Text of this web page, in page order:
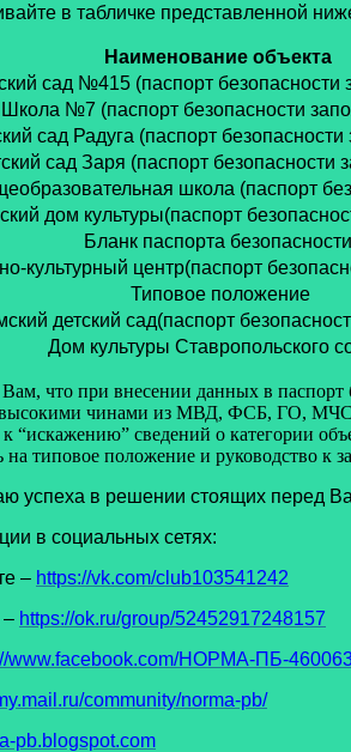
в табличке представленной
Наименование объекта
сад №415(паспорт безопасности
Школа №7 (паспорт безопасности
сад Радуга (паспорт
сад Заря (паспорт безопасности
школа (паспорт
дом культуры(паспорт
Бланк паспорта безопасности
культурный центр(паспорт
Типовое положение
детский сад(паспорт
Дом культуры Ставропольского
что при внесении данных в паспорт
чинами из МВД, ФСБ, ГО, МЧС,
“искажению” сведений о категории
на типовое положение и руководство
успеха в решении стоящих перед
в социальных сетях:
– https://vk.com/club103541242
– https://ok.ru/group/52452917248157
www.facebook.com/НОРМА-ПБ-
community/norma-pb/
pb.blogspot.com